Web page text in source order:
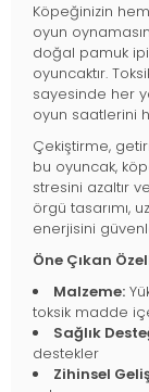
Köpeğinizin
oyun
doğal pamuk
oyuncaktır.
sayesinde her
oyun saatlerini
Çekiştirme,
bu oyuncak,
stresini azaltır
örgü tasarımı,
enerjisini
Öne Çıkan
Malzeme:
toksik madde
Sağlık
destekler
Zihinsel